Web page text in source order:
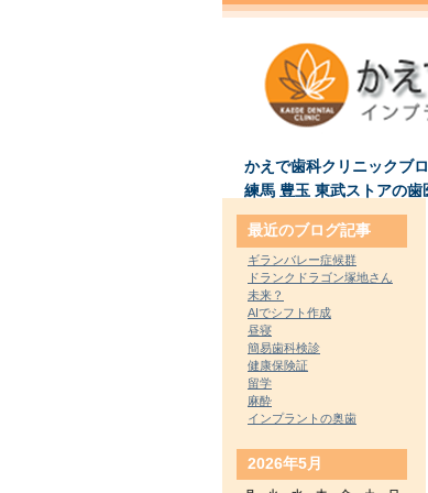
かえで歯科クリニックブ
練馬 豊玉 東武ストアの歯
最近のブログ記事
ギランバレー症候群
ドランクドラゴン塚地さん
未来？
AIでシフト作成
昼寝
簡易歯科検診
健康保険証
留学
麻酔
インプラントの奥歯
2026年5月